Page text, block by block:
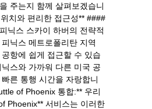
주는지 함께 살펴보겠습니
치와 편리한 접근성** ####
닉스 스카이 하버의 전략적
닉스 메트로폴리탄 지역
항에 쉽게 접근할 수 있습
스와 가까워 다른 미국 공
른 통행 시간을 자랑합니
of Phoenix 통합:** 우리
Phoenix** 서비스는 이러한